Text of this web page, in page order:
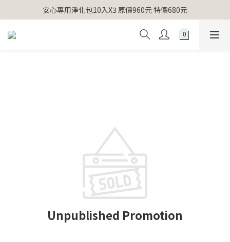
【官網獨家】首次消費 不限金額 即送 香遇熊超人行李吊牌
安心專用淨化包10入X3 原價960元 特價680元
氣場淨化全系列 66折起
Unpublished Promotion